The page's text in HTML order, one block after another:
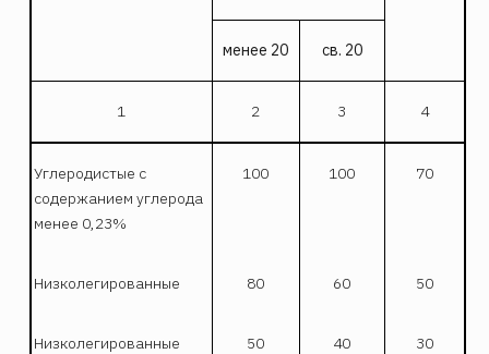
менее 20 св. 20
1 2 3 4
Углеродистые с
содержанием углерода
менее 0,23%
100 100 70
Низколегированные 80 60 50
Низколегированные
50 40 30